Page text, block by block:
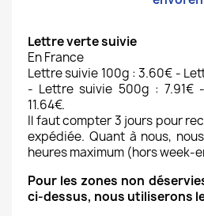
Lettre verte suivie
En France
Lettre suivie 100g : 3.60€ -
- Lettre suivie 500g :
11.64€.
Il faut compter 3 jours pour
expédiée. Quant à nous,
heures maximum (hors week-
Pour les zones non
ci-dessus, nous utiliserons